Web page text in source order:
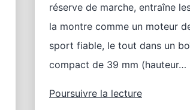
réserve de marche, entraîne
la montre comme un moteur
sport fiable, le tout dans un
compact de 39 mm (hauteur…
Poursuivre la lecturePremières